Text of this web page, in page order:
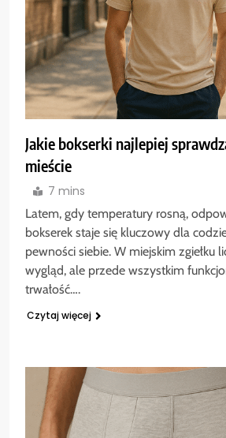
Jakie bokserki najlepiej
mieście
7 mins
Latem, gdy temperatury rosną,
bokserek staje się kluczowy dla
pewności siebie. W miejskim zgiełku
wygląd, ale przede wszystkim
trwałość….
Czytaj więcej